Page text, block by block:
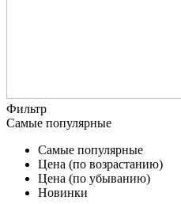
Фильтр
Самые популярные
Самые популярные
Цена (по возрастанию)
Цена (по убыванию)
Новинки